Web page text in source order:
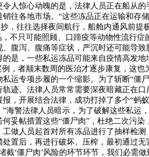
人惊心动魄的是，法律人员正在船从
往各地市场。“这些冻品正在运输和
，往往选择夜间航行，船舱内通风前
不只可能照顾、口蹄疫等动物性流行
腹泻、腹痛等症状，严沉时还可能导
是，一些私运冻品可能来自疫情高发
，者颠末数周的医治才逐步康复，这
运专项步履的一个缩影。为了斩断“
迹。法律人员常常需要深夜暗藏正在
，开展结合法律，成功打掉了多个“蚂
警法律人员暗示，为了破解这些私
妥帖措置这些“僵尸肉”，杜绝二次污
做人员起首对所有冻品进行了抽样检
置后，再进行破坏、压榨，最初通过
‘僵尸肉’风险的环节环节，我们必需